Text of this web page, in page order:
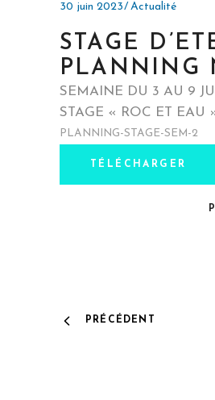
30 juin 2023 Actualité
STAGE
PLANNING
SEMAINE DU 3 AU 9
STAGE « ROC ET EAU
PLANNING-STAGE-SEM-2
TÉLÉCHARGER
PRÉCÉDENT